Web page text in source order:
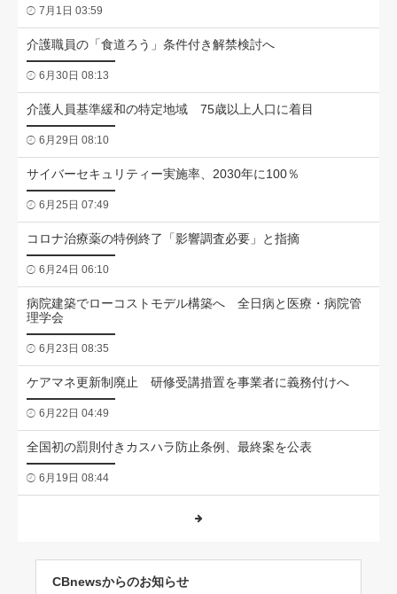
7月1日 03:59
介護職員の「食道ろう」条件付き解禁検討へ
6月30日 08:13
介護人員基準緩和の特定地域 75歳以上人口に着目
6月29日 08:10
サイバーセキュリティー実施率、2030年に100％
6月25日 07:49
コロナ治療薬の特例終了「影響調査必要」と指摘
6月24日 06:10
病院建築でローコストモデル構築へ 全日病と医療・病院管
理学会
6月23日 08:35
ケアマネ更新制廃止 研修受講措置を事業者に義務付けへ
6月22日 04:49
全国初の罰則付きカスハラ防止条例、最終案を公表
6月19日 08:44
CBnewsからのお知らせ